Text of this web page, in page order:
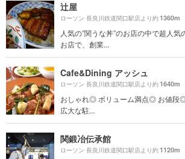
辻屋
ローソン 長良川鉄道関口駅店より約1360m
人気の”関うな丼”のお店の中で超人
お店で、創業...
Cafe&Dining アッシュ
ローソン 長良川鉄道関口駅店より約1640m
おしゃれ◎ ボリューム満点◎ お値段
広大な駐...
関鍛冶伝承館
ローソン 長良川鉄道関口駅店より約1120m